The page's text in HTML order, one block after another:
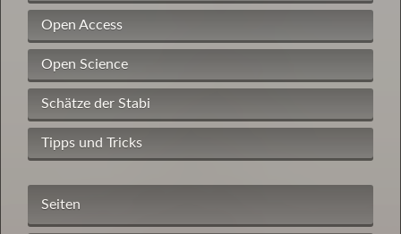
Open Access
Open Science
Schätze der Stabi
Tipps und Tricks
Seiten